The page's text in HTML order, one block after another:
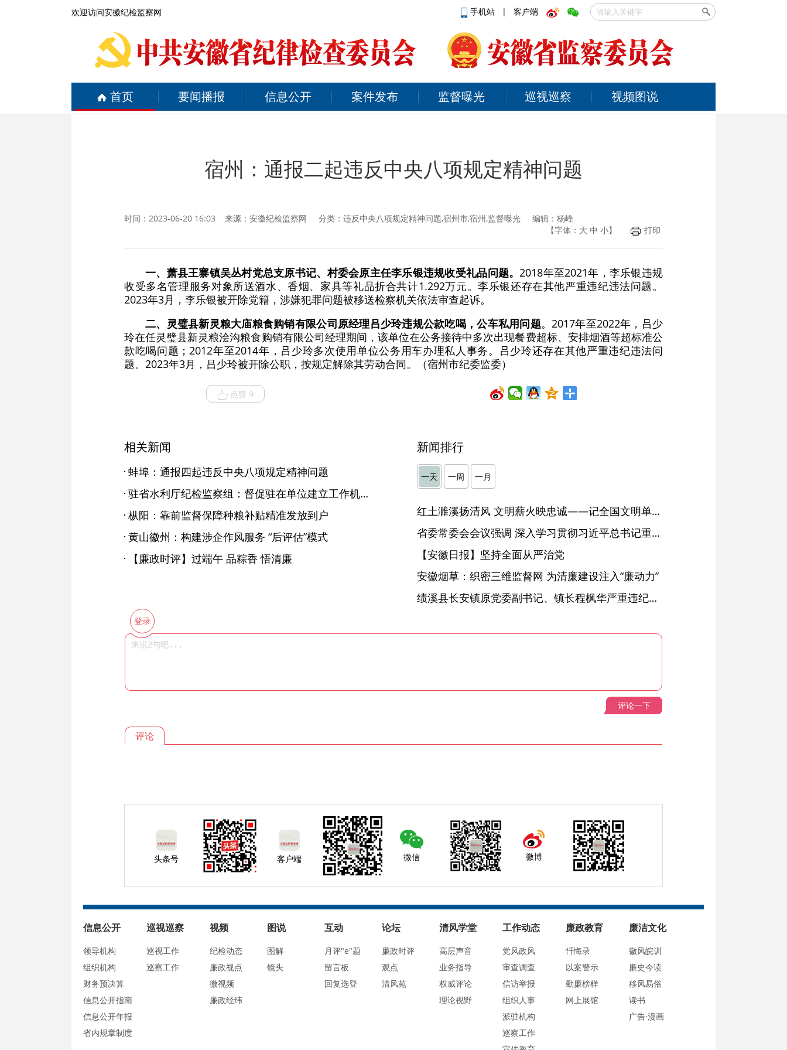
欢迎访问安徽纪检监察网 手机站 | 客户端
首页 要闻播报 信息公开 案件发布 监督曝光 巡视巡察 视频图说
宿州：通报二起违反中央八项规定精神问题
时间：2023-06-20 16:03 来源： 安徽纪检监察网 分类：违反中央八项规定精神问题,宿州市,宿州,监督曝光 编辑：杨峰
【字体： 大 中 小】 打印
一、萧县王寨镇吴丛村党总支原书记、村委会原主任李乐银违规收受礼品问题。2018年至2021年，李乐银违规
收受多名管理服务对象所送酒水、香烟、家具等礼品折合共计1.292万元。李乐银还存在其他严重违纪违法问题。
2023年3月，李乐银被开除党籍，涉嫌犯罪问题被移送检察机关依法审查起诉。
二、灵璧县新灵粮大庙粮食购销有限公司原经理吕少玲违规公款吃喝，公车私用问题。2017年至2022年，吕少
玲在任灵璧县新灵粮浍沟粮食购销有限公司经理期间，该单位在公务接待中多次出现餐费超标、安排烟酒等超标准公
款吃喝问题；2012年至2014年，吕少玲多次使用单位公务用车办理私人事务。吕少玲还存在其他严重违纪违法问
题。2023年3月，吕少玲被开除公职，按规定解除其劳动合同。（宿州市纪委监委）
点赞 9
相关新闻
蚌埠：通报四起违反中央八项规定精神问题
驻省水利厅纪检监察组：督促驻在单位建立工作机制 高效回应民声诉求
枞阳：靠前监督保障种粮补贴精准发放到户
黄山徽州：构建涉企作风服务 “后评估”模式
【廉政时评】过端午 品粽香 悟清廉
新闻排行
一天 一周 一月
红土濉溪扬清风 文明薪火映忠诚——记全国文明单位、安徽省濉溪县纪委监委
省委常委会会议强调 深入学习贯彻习近平总书记重要讲话精神 以高质量党建引领高质量发展 梁言顺主持并讲话
【安徽日报】坚持全面从严治党
安徽烟草：织密三维监督网 为清廉建设注入“廉动力”
绩溪县长安镇原党委副书记、镇长程枫华严重违纪违法被开除党籍和公职
登录
评论一下
评论
头条号 客户端 微信 微博
信息公开
领导机构
组织机构
财务预决算
信息公开指南
信息公开年报
省内规章制度
巡视巡察
巡视工作
巡察工作
视频
纪检动态
廉政视点
微视频
廉政经纬
图说
图解
镜头
互动
月评"e"题
留言板
回复选登
论坛
廉政时评
观点
清风苑
清风学堂
高层声音
业务指导
权威评论
理论视野
工作动态
党风政风
审查调查
信访举报
组织人事
派驻机构
巡察工作
廉政教育
忏悔录
以案警示
勤廉榜样
网上展馆
廉洁文化
徽风皖训
廉史今读
移风易俗
读书
广告·漫画